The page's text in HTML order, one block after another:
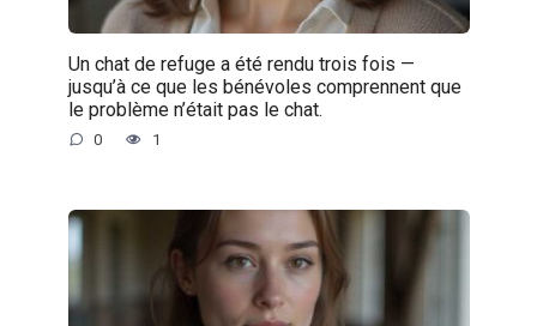
Un chat de refuge a été rendu trois fois —
jusqu’à ce que les bénévoles comprennent que
le problème n’était pas le chat.
0 1